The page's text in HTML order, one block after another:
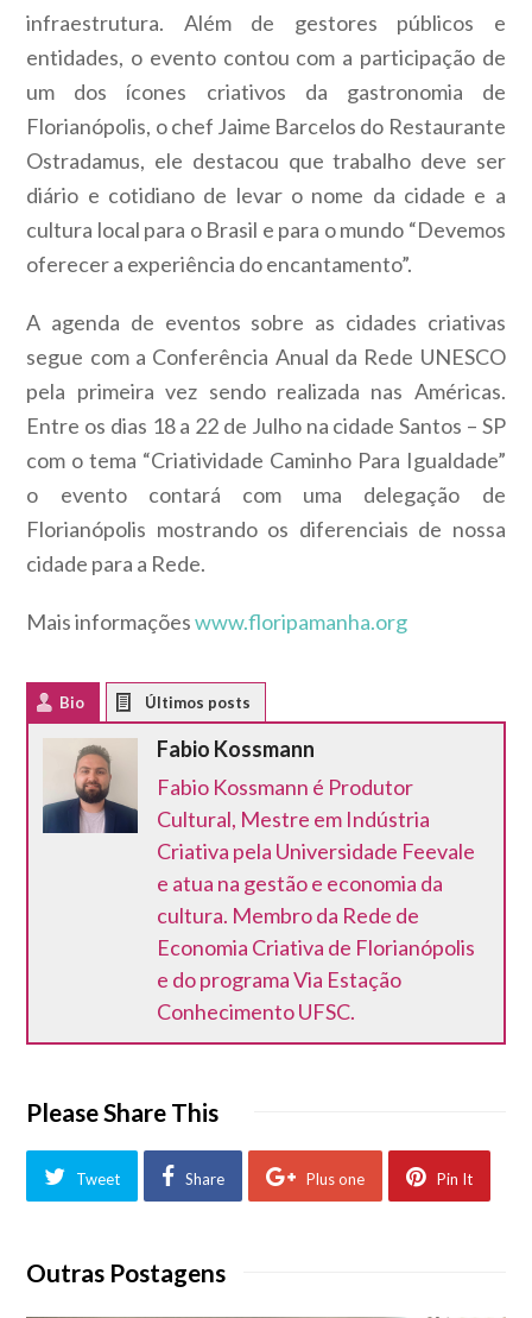
infraestrutura. Além de gestores públicos e
entidades, o evento contou com a participação de
um dos ícones criativos da gastronomia de
Florianópolis, o chef Jaime Barcelos do Restaurante
Ostradamus, ele destacou que trabalho deve ser
diário e cotidiano de levar o nome da cidade e a
cultura local para o Brasil e para o mundo “Devemos
oferecer a experiência do encantamento”.
A agenda de eventos sobre as cidades criativas
segue com a Conferência Anual da Rede UNESCO
pela primeira vez sendo realizada nas Américas.
Entre os dias 18 a 22 de Julho na cidade Santos – SP
com o tema “Criatividade Caminho Para Igualdade”
o evento contará com uma delegação de
Florianópolis mostrando os diferenciais de nossa
cidade para a Rede.
Mais informaçõeswww.floripamanha.org
Bio
Fabio Kossmann
Fabio Kossmann é Produtor
Cultural, Mestre em Indústria
Criativa pela Universidade Feevale
e atua na gestão e economia da
cultura. Membro da Rede de
Economia Criativa de Florianópolis
e do programa Via Estação
Conhecimento UFSC.
Please Share This
Tweet Share Plus one Pin It
Outras Postagens